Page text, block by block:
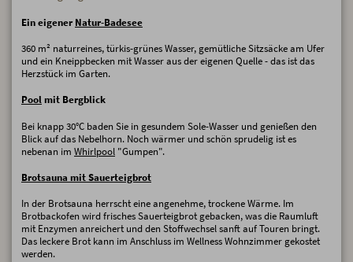
Ein eigener Natur-Badesee
360 m² naturreines, türkis-grünes Wasser, gemütliche Sitzsäcke am Ufer
und ein Kneippbecken mit Wasser aus der eigenen Quelle - das ist das
Herzstück im Garten.
Poolmit Bergblick
Bei knapp 30°C baden Sie in gesundem Sole-Wasser und genießen den
Blick auf das Nebelhorn. Noch wärmer und schön sprudelig ist es
nebenan im Whirlpool "Gumpen".
Brotsauna mit Sauerteigbrot
In der Brotsauna herrscht eine angenehme, trockene Wärme. Im
Brotbackofen wird frisches Sauerteigbrot gebacken, was die Raumluft
mit Enzymen anreichert und den Stoffwechsel sanft auf Touren bringt.
Das leckere Brot kann im Anschluss im Wellness Wohnzimmer gekostet
werden.